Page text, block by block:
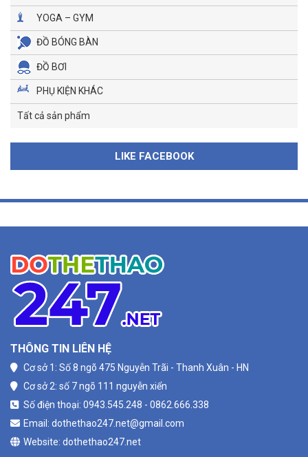
YOGA – GYM
ĐỒ BÓNG BÀN
ĐỒ BƠI
PHỤ KIỆN KHÁC
Tất cả sản phẩm
LIKE FACEBOOK
THÔNG TIN LIÊN HỆ
Cơ sở 1: Số 8 ngõ 475 Nguyễn Trãi - Thanh Xuân - HN
Cơ sở 2: số 7 ngõ 111 nguyễn xiển
Số điện thoại: 0943.545.248 - 0862.666.338
Email: dothethao247.net@gmail.com
Website: dothethao247.net